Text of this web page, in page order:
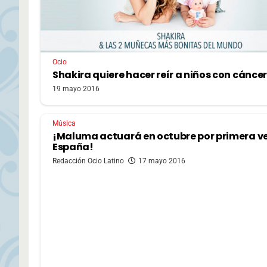
Ocio
Shakira quiere hacer reír a niños con cáncer
19 mayo 2016
Música
¡Maluma actuará en octubre por primera
España!
Redacción Ocio Latino 17 mayo 2016